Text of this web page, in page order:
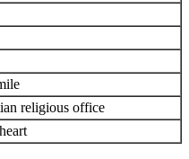
religious office